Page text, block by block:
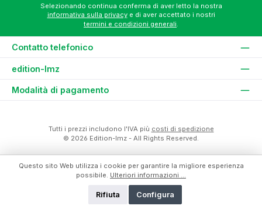
informativa sulla privacy
termini e condizioni generali.
Contatto telefonico
edition-lmz
Modalità di pagamento
Tutti i prezzi includono l'IVA più costi di spedizione
© 2026 Edition-lmz - All Rights Reserved.
Questo sito Web utilizza i cookie per garantire la migliore esperienza
possibile. Ulteriori informazioni ...
Rifiuta Configura